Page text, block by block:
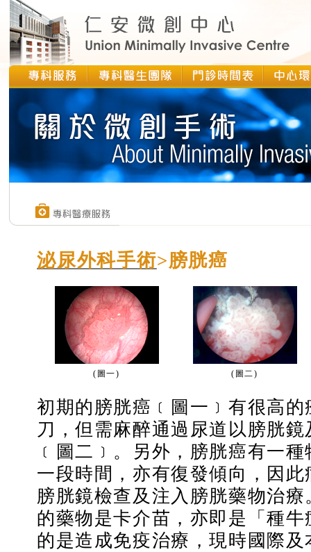
泌尿外科手術>膀胱癌
(圖一) (圖二)
初期的膀胱癌﹝圖一﹞有很高
刀，但需麻醉通過尿道以膀胱
﹝圖二﹞。另外，膀胱癌有一
一段時間，亦有復發傾向，因
膀胱鏡檢查及注入膀胱藥物治
的藥物是卡介苗，亦即是「種
的是造成免疫治療，現時國際